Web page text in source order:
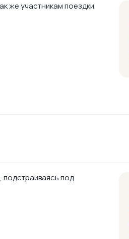
же участникам поездки.
под